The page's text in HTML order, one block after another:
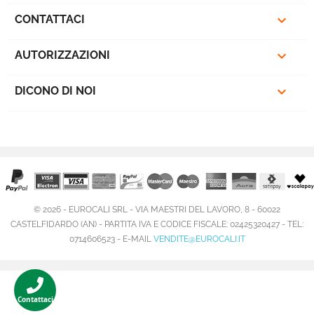
CONTATTACI 
AUTORIZZAZIONI 
DICONO DI NOI 
© 2026 - EUROCALI SRL - VIA MAESTRI DEL LAVORO, 8 - 60022
CASTELFIDARDO (AN) - PARTITA IVA E CODICE FISCALE: 02425320427 - TEL:
0714606523 - E-MAIL VENDITE@EUROCALI.IT
Contattaci